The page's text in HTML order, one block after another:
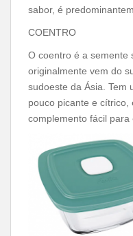
sabor, é
COENTRO
O coentro é a semente
originalmente vem do
sudoeste da Ásia. Tem
pouco picante e cítrico,
complemento fácil para